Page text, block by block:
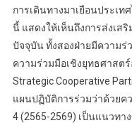
การเดินทางมาเยือนประเ
นี้ แสดงให้เห็นถึงการส่งเส
ปัจจุบัน ทั้งสองฝ่ายมีความ
ความร่วมมือเชิงยุทธศาสต
Strategic Cooperative
แผนปฏิบัติการร่วมว่าด้วยค
4 (2565-2569) เป็นแนวทา